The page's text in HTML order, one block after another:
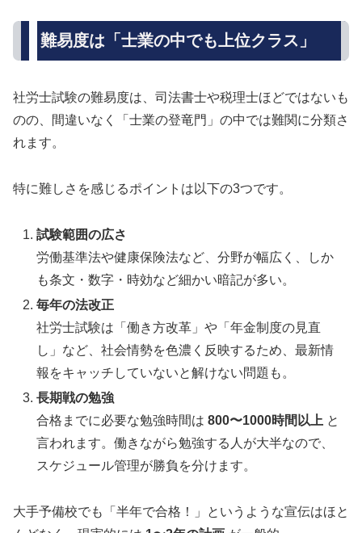
難易度は「士業の中でも上位クラス」
社労士試験の難易度は、司法書士や税理士ほどではないも
のの、間違いなく「士業の登竜門」の中では難関に分類さ
れます。
特に難しさを感じるポイントは以下の3つです。
試験範囲の広さ
労働基準法や健康保険法など、分野が幅広く、しか
も条文・数字・時効など細かい暗記が多い。
毎年の法改正
社労士試験は「働き方改革」や「年金制度の見直
し」など、社会情勢を色濃く反映するため、最新情
報をキャッチしていないと解けない問題も。
長期戦の勉強
合格までに必要な勉強時間は800〜1000時間以上 と
言われます。働きながら勉強する人が大半なので、
スケジュール管理が勝負を分けます。
大手予備校でも「半年で合格！」というような宣伝はほと